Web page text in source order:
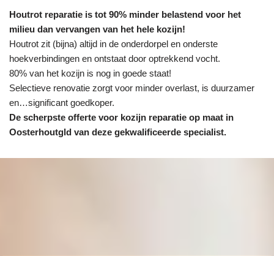
Houtrot reparatie is tot 90% minder belastend voor het
milieu dan vervangen van het hele kozijn!
Houtrot zit (bijna) altijd in de onderdorpel en onderste
hoekverbindingen en ontstaat door optrekkend vocht.
80% van het kozijn is nog in goede staat!
Selectieve renovatie zorgt voor minder overlast, is duurzamer
en…significant goedkoper.
De scherpste offerte voor kozijn reparatie op maat in
Oosterhoutgld van deze gekwalificeerde specialist.